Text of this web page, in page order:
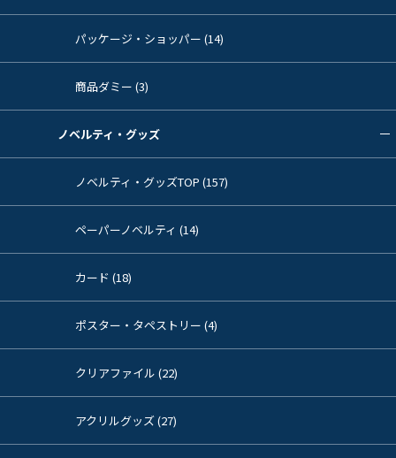
パッケージ・ショッパー (14)
商品ダミー (3)
ノベルティ・グッズ
ノベルティ・グッズTOP (157)
ペーパーノベルティ (14)
カード (18)
ポスター・タペストリー (4)
クリアファイル (22)
アクリルグッズ (27)